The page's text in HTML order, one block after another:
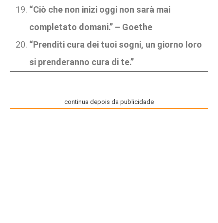
“Ciò che non inizi oggi non sarà mai
completato domani.” – Goethe
“Prenditi cura dei tuoi sogni, un giorno loro
si prenderanno cura di te.”
continua depois da publicidade